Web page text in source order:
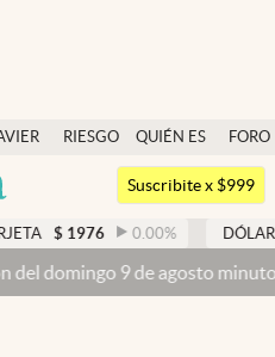
RIESGO
QUIÉN ES
QUIÉN
FORO
Argentina
México
Suscribite x $999
0.00 % DÓLAR MEP
de agosto minuto a minuto